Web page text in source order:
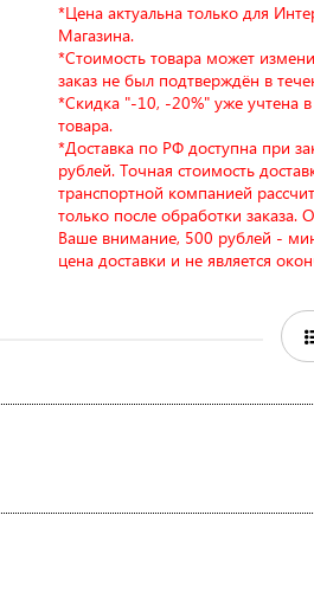
*Цена актуальна только для
Магазина.
*Стоимость товара может
заказ не был подтверждён в
*Скидка "-10, -20%" уже учтена в
товара.
*Доставка по РФ доступна при
рублей. Точная стоимость
транспортной компанией
только после обработки заказа.
Ваше внимание, 500 рублей -
цена доставки и не является